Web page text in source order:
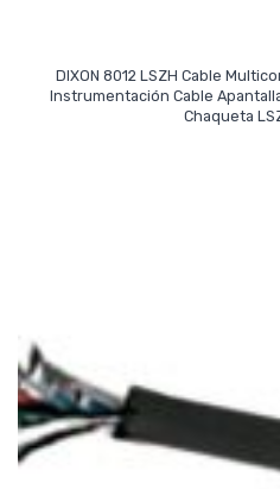
DIXON 8012 LSZH Cable
Instrumentación Cable
Chaqueta
Read